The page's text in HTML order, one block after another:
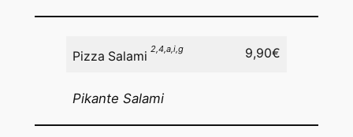
Pizza Salami
2,4,a,i,g 9,90€
Pikante Salami